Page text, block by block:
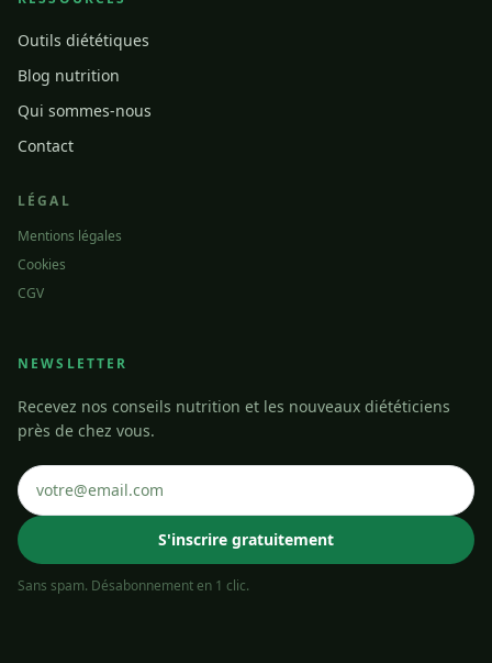
Outils diététiques
Blog nutrition
Qui sommes-nous
Contact
LÉGAL
Mentions légales
Cookies
CGV
NEWSLETTER
Recevez nos conseils nutrition et les nouveaux diététiciens
près de chez vous.
S'inscrire gratuitement
Sans spam. Désabonnement en 1 clic.